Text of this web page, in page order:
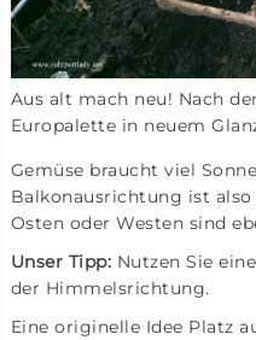
Aus alt mach neu! Nach
Europalette in neuem
Gemüse braucht viel
Balkonausrichtung ist also
Osten oder Westen sind
Unser Tipp: Nutzen Sie
der Himmelsrichtung.
Eine originelle Idee Platz